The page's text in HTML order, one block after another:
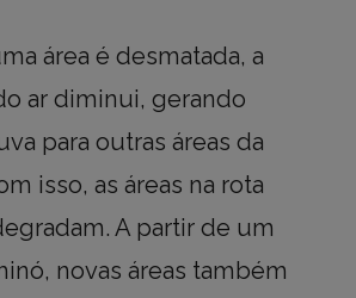
área é desmatada, a
ar diminui, gerando
para outras áreas da
isso, as áreas na rota
A partir de um
novas áreas também